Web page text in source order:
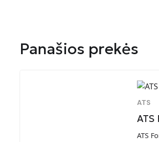
Panašios prekės
ATS
ATS
ATS